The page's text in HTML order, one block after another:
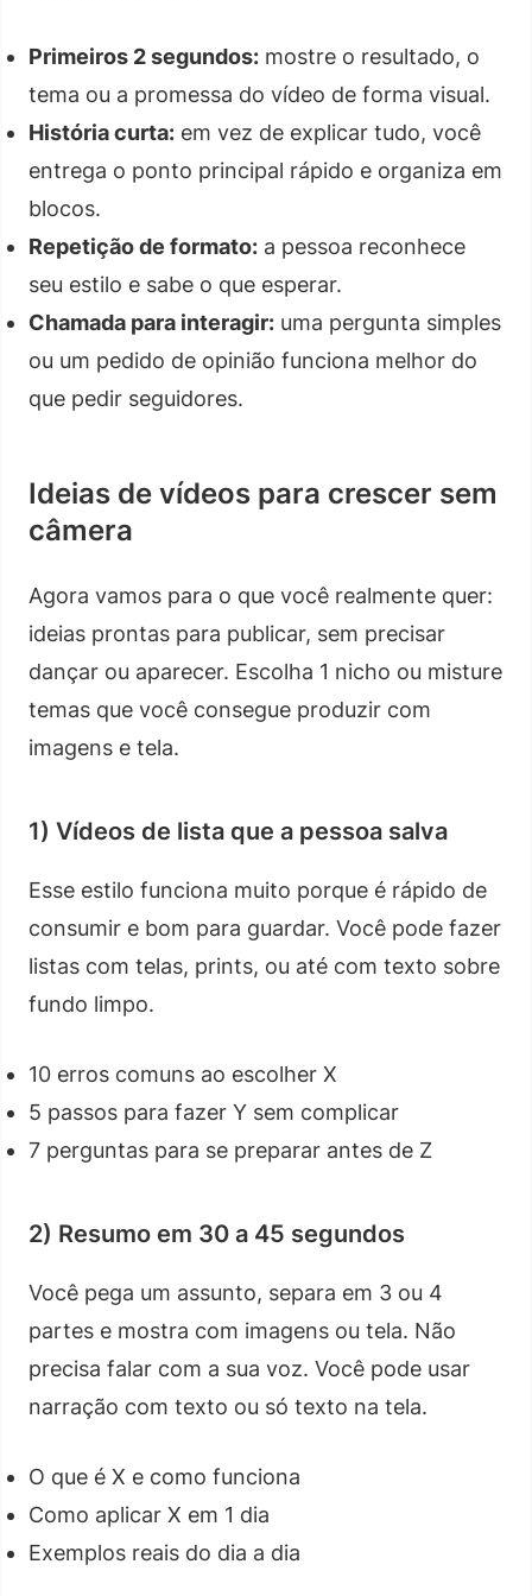
Primeiros 2 segundos: mostre o resultado, o
tema ou a promessa do vídeo de forma visual.
História curta: em vez de explicar tudo, você
entrega o ponto principal rápido e organiza em
blocos.
Repetição de formato: a pessoa reconhece
seu estilo e sabe o que esperar.
Chamada para interagir: uma pergunta simples
ou um pedido de opinião funciona melhor do
que pedir seguidores.
Ideias de vídeos para crescer sem
câmera
Agora vamos para o que você realmente quer:
ideias prontas para publicar, sem precisar
dançar ou aparecer. Escolha 1 nicho ou misture
temas que você consegue produzir com
imagens e tela.
1) Vídeos de lista que a pessoa salva
Esse estilo funciona muito porque é rápido de
consumir e bom para guardar. Você pode fazer
listas com telas, prints, ou até com texto sobre
fundo limpo.
10 erros comuns ao escolher X
5 passos para fazer Y sem complicar
7 perguntas para se preparar antes de Z
2) Resumo em 30 a 45 segundos
Você pega um assunto, separa em 3 ou 4
partes e mostra com imagens ou tela. Não
precisa falar com a sua voz. Você pode usar
narração com texto ou só texto na tela.
O que é X e como funciona
Como aplicar X em 1 dia
Exemplos reais do dia a dia